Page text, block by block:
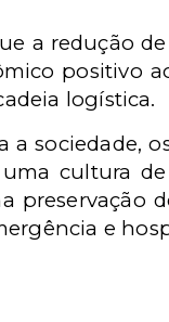
a redução
positivo
logística.
a sociedade,
cultura
preservação
e